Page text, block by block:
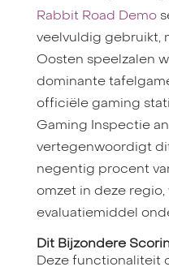
Rabbit Road Demo
veelvuldig gebruikt,
Oosten speelzalen
dominante
officiële gaming
Gaming Inspectie
vertegenwoordigt
negentig procent
omzet in deze
evaluatiemiddel
Dit Bijzondere
Deze functionaliteit